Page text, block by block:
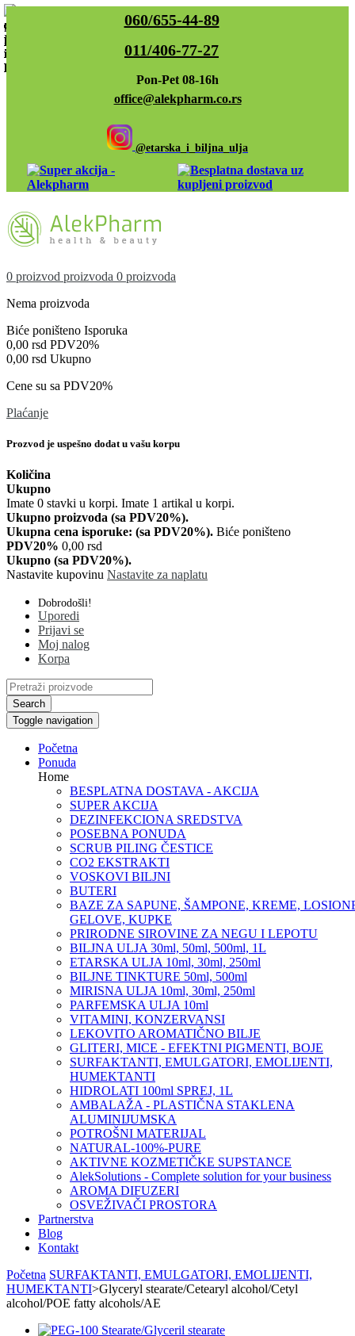
060/655-44-89
011/406-77-27
Pon-Pet 08-16h
office@alekpharm.co.rs
@etarska_i_biljna_ulja
0 proizvod proizvoda 0 proizvoda
Nema proizvoda
Biće poništeno Isporuka
0,00 rsd PDV20%
0,00 rsd Ukupno
Cene su sa PDV20%
Plaćanje
Prozvod je uspešno dodat u vašu korpu
Količina
Ukupno
Imate 0 stavki u korpi. Imate 1 artikal u korpi.
Ukupno proizvoda (sa PDV20%).
Ukupna cena isporuke: (sa PDV20%). Biće poništeno
PDV20% 0,00 rsd
Ukupno (sa PDV20%).
Nastavite kupovinu Nastavite za naplatu
Dobrodošli!
Uporedi
Prijavi se
Moj nalog
Korpa
Search
Toggle navigation
Početna
Ponuda
Home
BESPLATNA DOSTAVA - AKCIJA
SUPER AKCIJA
DEZINFEKCIONA SREDSTVA
POSEBNA PONUDA
SCRUB PILING ČESTICE
CO2 EKSTRAKTI
VOSKOVI BILJNI
BUTERI
BAZE ZA SAPUNE, ŠAMPONE, KREME,
GELOVE, KUPKE
PRIRODNE SIROVINE ZA NEGU I LEPOTU
BILJNA ULJA 30ml, 50ml, 500ml, 1L
ETARSKA ULJA 10ml, 30ml, 250ml
BILJNE TINKTURE 50ml, 500ml
MIRISNA ULJA 10ml, 30ml, 250ml
PARFEMSKA ULJA 10ml
VITAMINI, KONZERVANSI
LEKOVITO AROMATIČNO BILJE
GLITERI, MICE - EFEKTNI PIGMENTI, BOJE
SURFAKTANTI, EMULGATORI, EMOLIJENTI,
HUMEKTANTI
HIDROLATI 100ml SPREJ, 1L
AMBALAŽA - PLASTIČNA STAKLENA
ALUMINIJUMSKA
POTROŠNI MATERIJAL
NATURAL-100%-PURE
AKTIVNE KOZMETIČKE SUPSTANCE
AlekSolutions - Complete solution for your business
AROMA DIFUZERI
OSVEŽIVAČI PROSTORA
Partnerstva
Blog
Kontakt
Početna SURFAKTANTI, EMULGATORI, EMOLIJENTI,
HUMEKTANTI>Glyceryl stearate/Cetearyl alcohol/Cetyl
alcohol/POE fatty alcohols/AE